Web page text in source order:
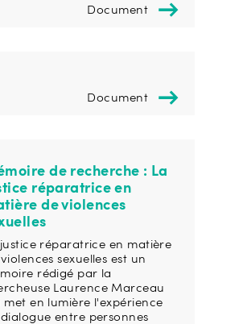
Document
Document
de recherche : La
réparatrice en
de violences
justice réparatrice en matière
sexuelles est un
rédigé par la
Laurence Marceau
met en lumière l'expérience
entre personnes